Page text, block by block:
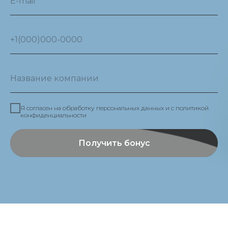
Я согласен на обработку персональных данных и c политикой
конфиденциальности
Получить бонус